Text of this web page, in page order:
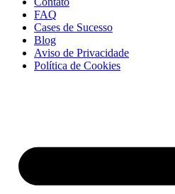
FAQ
Cases de Sucesso
Blog
Aviso de Privacidade
Política de Cookies